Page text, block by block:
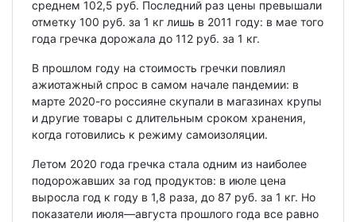
среднем 102,5 руб. Последний раз цены превышали
отметку 100 руб. за 1 кг лишь в 2011 году: в мае того
года гречка дорожала до 112 руб. за 1 кг.
В прошлом году на стоимость гречки повлиял
ажиотажный спрос в самом начале пандемии: в
марте 2020-го россияне скупали в магазинах крупы
и другие товары с длительным сроком хранения,
когда готовились к режиму самоизоляции.
Летом 2020 года гречка стала одним из наиболее
подорожавших за год продуктов: в июле цена
выросла год к году в 1,8 раза, до 87 руб. за 1 кг. Но
показатели июля—августа прошлого года все равно